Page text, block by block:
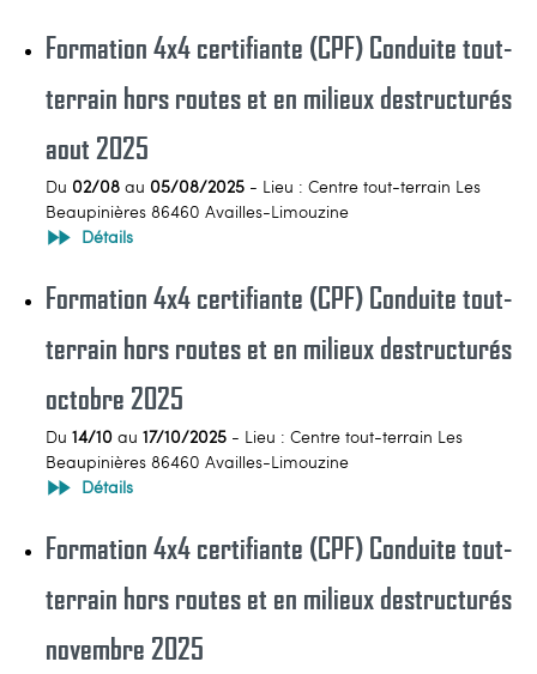
Formation 4x4 certifiante (CPF) Conduite tout-
terrain hors routes et en milieux destructurés
aout 2025
Du 02/08 au 05/08/2025 - Lieu : Centre tout-terrain Les
Beaupinières 86460 Availles-Limouzine
Détails
Formation 4x4 certifiante (CPF) Conduite tout-
terrain hors routes et en milieux destructurés
octobre 2025
Du 14/10 au 17/10/2025 - Lieu : Centre tout-terrain Les
Beaupinières 86460 Availles-Limouzine
Détails
Formation 4x4 certifiante (CPF) Conduite tout-
terrain hors routes et en milieux destructurés
novembre 2025